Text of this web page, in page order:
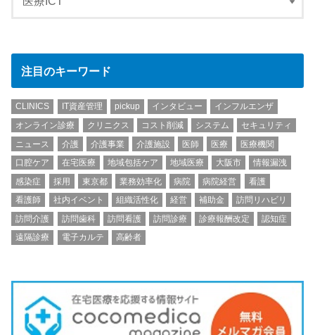
注目のキーワード
CLINICS IT資産管理 pickup インタビュー
インフルエンザ
オンライン診療
クリニクス コスト削減 システム
セキュリティ
ニュース
介護 介護事業 介護施設 医師 医療
医療機関
口腔ケア
在宅医療 地域包括ケア 地域医療 大阪市
情報漏洩
感染症
採用 東京都 業務効率化 病院 病院経営
看護
看護師
社内イベント 組織活性化 経営 補助金
訪問リハビリ
訪問介護
訪問歯科 訪問看護 訪問診療 診療報酬改定
認知症
遠隔診療
電子カルテ 高齢者